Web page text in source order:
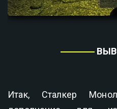
Итак, Сталкер